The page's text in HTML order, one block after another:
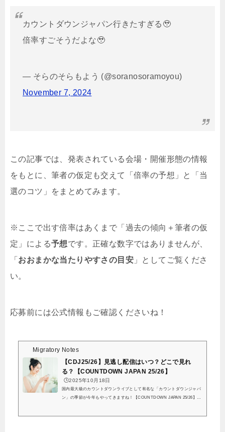
カウントダウンジャパン行きたすぎる🥹
倍率すごそうだよな🥹
— そらのそらもよう (@soranosoramoyou)
November 7, 2024
この記事では、発表されている会場・開催形態の情報
をもとに、筆者の仮定も交えて「倍率の予想」と「当
選のコツ」をまとめてみます。
※ここで出す倍率はあくまで「過去の傾向＋筆者の仮
定」による予想です。正確な数字ではありませんが、
「 おおまかな当たりやすさの目安 」としてご覧くださ
い。
応募前には公式情報もご確認くださいね！
Migratory Notes
【CDJ25/26】見逃し配信はいつ？どこで見れ
る？【COUNTDOWN JAPAN 25/26】
🕒️2025年10月18日
国内最大級のカウントダウンライブとして有名な「カウントダウンジャパ
ン」の季節が今年もやってきますね！【COUNTDOWN JAPAN 25/26】C